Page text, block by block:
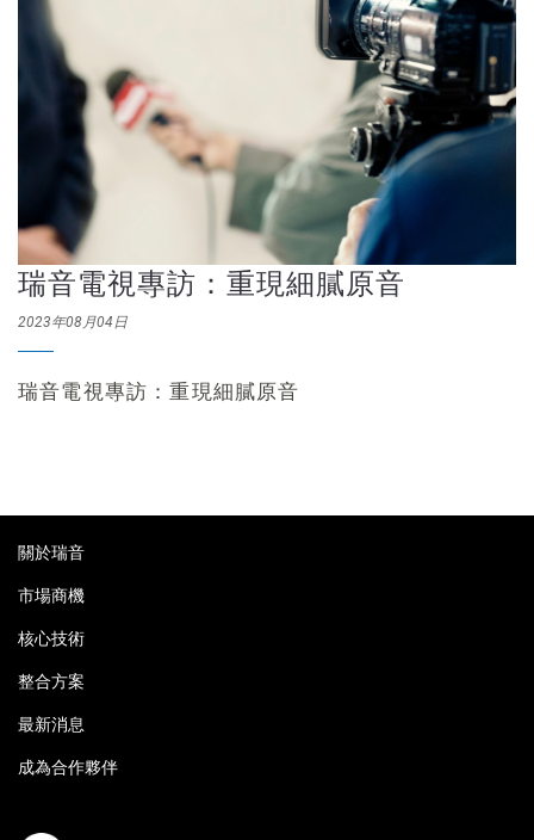
瑞音電視專訪：重現細膩原音
2023年08月04日
瑞音電視專訪：重現細膩原音
關於瑞音
市場商機
核心技術
整合方案
最新消息
成為合作夥伴